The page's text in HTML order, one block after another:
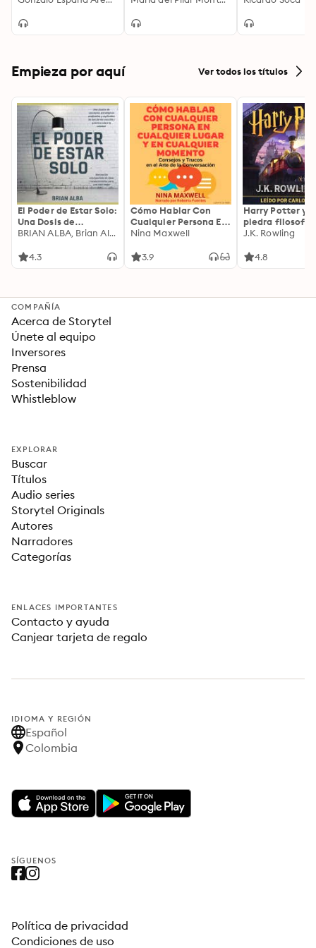
una escritura limpia, precisa, que no cede a los
facilismos. La suma de todo eso da por resultado una
Empieza por aquí Ver todos los títulos
El Poder de Estar Solo:
Una Dosis de
Motivación
Ideas Revolucionarias
BRIAN ALBA, Brian Alba
4.3
Cómo Hablar Con
Cualquier Persona En
Cualquier Lugar Y En
Nina Maxwell
3.9
Harry Potter y
piedra filosofal
J.K. Rowling
4.8
COMPAÑÍA
Acerca de Storytel
Únete al equipo
Inversores
Prensa
Sostenibilidad
Whistleblow
EXPLORAR
Buscar
Títulos
Audio series
Storytel Originals
Autores
Narradores
Categorías
ENLACES IMPORTANTES
Contacto y ayuda
Canjear tarjeta de regalo
IDIOMA Y REGIÓN
Español
Colombia
SÍGUENOS
Política de privacidad
Condiciones de uso